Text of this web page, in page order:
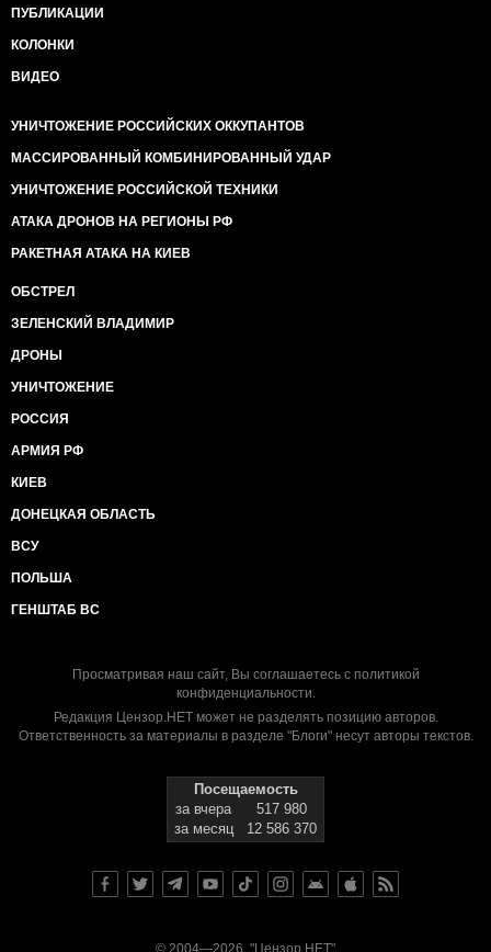
ПУБЛИКАЦИИ
КОЛОНКИ
ВИДЕО
УНИЧТОЖЕНИЕ РОССИЙСКИХ ОККУПАНТОВ
МАССИРОВАННЫЙ КОМБИНИРОВАННЫЙ УДАР
УНИЧТОЖЕНИЕ РОССИЙСКОЙ ТЕХНИКИ
АТАКА ДРОНОВ НА РЕГИОНЫ РФ
РАКЕТНАЯ АТАКА НА КИЕВ
ОБСТРЕЛ
ЗЕЛЕНСКИЙ ВЛАДИМИР
ДРОНЫ
УНИЧТОЖЕНИЕ
РОССИЯ
АРМИЯ РФ
КИЕВ
ДОНЕЦКАЯ ОБЛАСТЬ
ВСУ
ПОЛЬША
ГЕНШТАБ ВС
Просматривая наш сайт, Вы соглашаетесь с политикой
конфиденциальности.
Редакция Цензор.НЕТ может не разделять позицию авторов.
Ответственность за материалы в разделе "Блоги" несут авторы текстов.
Посещаемость
за вчера
517 980
за месяц
12 586 370